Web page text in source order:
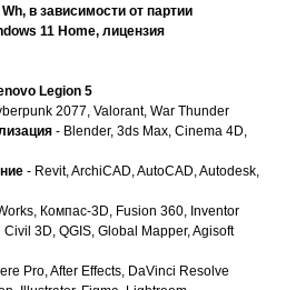
в зависимости от партии
11 Home, лицензия
Legion 5
2077, Valorant, War Thunder
- Blender, 3ds Max, Cinema 4D,
- Revit, ArchiCAD, AutoCAD, Autodesk,
Компас-3D, Fusion 360, Inventor
Civil 3D, QGIS, Global Mapper, Agisoft
Pro, After Effects, DaVinci Resolve